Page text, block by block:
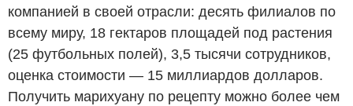
компанией в своей отрасли: десять филиалов по
всему миру, 18 гектаров площадей под растения
(25 футбольных полей), 3,5 тысячи сотрудников,
оценка стоимости — 15 миллиардов долларов.
Получить марихуану по рецепту можно более чем